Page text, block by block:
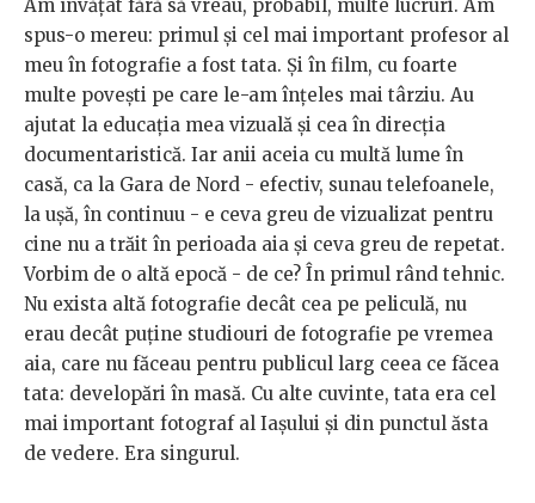
Am învățat fără să vreau, probabil, multe lucruri. Am
spus-o mereu: primul și cel mai important profesor al
meu în fotografie a fost tata. Și în film, cu foarte
multe povești pe care le-am înțeles mai târziu. Au
ajutat la educația mea vizuală și cea în direcția
documentaristică. Iar anii aceia cu multă lume în
casă, ca la Gara de Nord - efectiv, sunau telefoanele,
la ușă, în continuu - e ceva greu de vizualizat pentru
cine nu a trăit în perioada aia și ceva greu de repetat.
Vorbim de o altă epocă - de ce? În primul rând tehnic.
Nu exista altă fotografie decât cea pe peliculă, nu
erau decât puține studiouri de fotografie pe vremea
aia, care nu făceau pentru publicul larg ceea ce făcea
tata: developări în masă. Cu alte cuvinte, tata era cel
mai important fotograf al Iașului și din punctul ăsta
de vedere. Era singurul.